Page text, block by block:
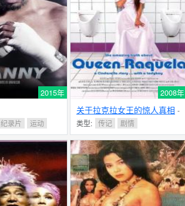
2015年
纪录片 运动
2008年
关于拉克拉女王的惊人真相 -
N/A分
类型: 传记 剧情